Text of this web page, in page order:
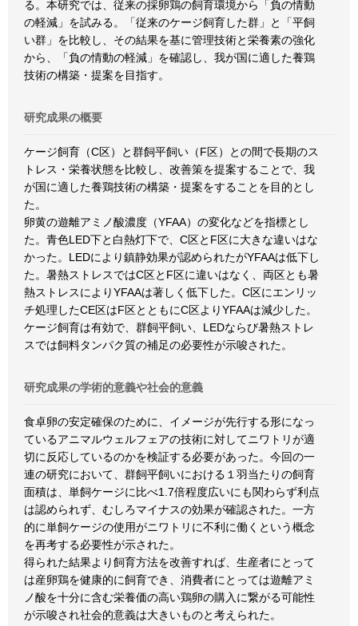
る。本研究では、従来の採卵鶏の飼育環境から「負の情動
の軽減」を試みる。「従来のケージ飼育した群」と「平飼
い群」を比較し、その結果を基に管理技術と栄養素の強化
から、「負の情動の軽減」を確認し、我が国に適した養鶏
技術の構築・提案を目指す。
研究成果の概要
ケージ飼育（C区）と群飼平飼い（F区）との間で長期のス
トレス・栄養状態を比較し、改善策を提案することで、我
が国に適した養鶏技術の構築・提案をすることを目的とし
た。
卵黄の遊離アミノ酸濃度（YFAA）の変化などを指標とし
た。青色LED下と白熱灯下で、C区とF区に大きな違いはな
かった。LEDにより鎮静効果が認められたがYFAAは低下し
た。暑熱ストレスではC区とF区に違いはなく、両区とも暑
熱ストレスによりYFAAは著しく低下した。C区にエンリッ
チ処理したCE区はF区とともにC区よりYFAAは減少した。
ケージ飼育は有効で、群飼平飼い、LEDならび暑熱ストレ
スでは飼料タンパク質の補足の必要性が示唆された。
研究成果の学術的意義や社会的意義
食卓卵の安定確保のために、イメージが先行する形になっ
ているアニマルウェルフェアの技術に対してニワトリが適
切に反応しているのかを検証する必要があった。今回の一
連の研究において、群飼平飼いにおける１羽当たりの飼育
面積は、単飼ケージに比べ1.7倍程度広いにも関わらず利点
は認められず、むしろマイナスの効果が確認された。一方
的に単飼ケージの使用がニワトリに不利に働くという概念
を再考する必要性が示された。
得られた結果より飼育方法を改善すれば、生産者にとって
は産卵鶏を健康的に飼育でき、消費者にとっては遊離アミ
ノ酸を十分に含む栄養価の高い鶏卵の購入に繋がる可能性
が示唆され社会的意義は大きいものと考えられた。